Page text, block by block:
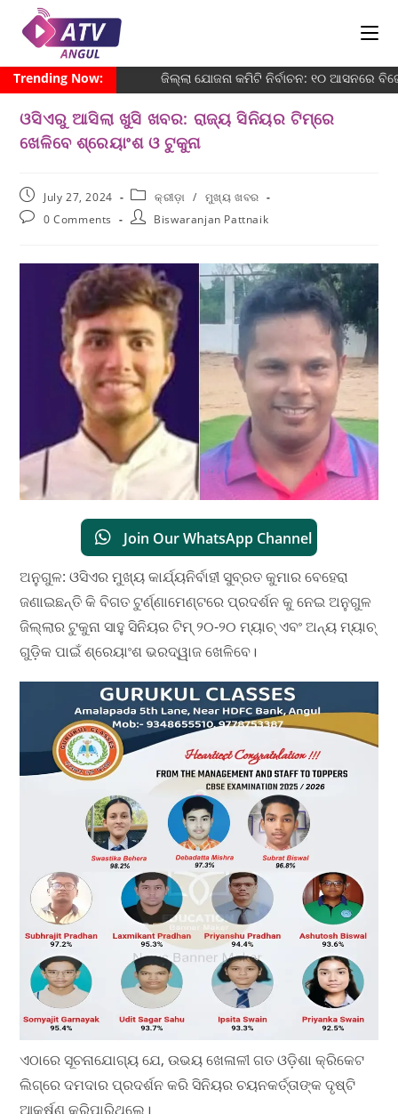
Trending Now: ଜିଲ୍ଲା ଯୋଜନା କମିଟି ନିର୍ବାଚନ: ୧୦ ଆସନରେ
ଓସିଏରୁ ଆସିଲା ଖୁସି ଖବର: ରାଜ୍ୟ ସିନିୟର ଟିମ୍‌ରେ
ଖେଳିବେ ଶ୍ରେୟାଂଶ ଓ‌ ଟୁକୁନା
July 27, 2024 କ୍ରୀଡ଼ା / ମୁଖ୍ୟ ଖବର
0 Comments
Biswaranjan Pattnaik
Join Our WhatsApp Channel
ଅନୁଗୁଳ: ଓସିଏର ମୁଖ୍ୟ କାର୍ଯ୍ୟନିର୍ବାହୀ ସୁବ୍ରତ କୁମାର ବେହେରା
ଜଣାଇଛନ୍ତି କି ବିଗତ ଟୁର୍ଣ୍ଣାମେଣ୍ଟରେ ପ୍ରଦର୍ଶନ କୁ ନେଇ ଅନୁଗୁଳ
ଜିଲ୍ଲାର ଟୁକୁନା ସାହୁ ସିନିୟର ଟିମ୍‌ ୨୦-୨୦ ମ୍ୟାଚ୍‌ ଏବଂ ଅନ୍ୟ ମ୍ୟାଚ୍‌
ଗୁଡ଼ିକ ପାଇଁ ଶ୍ରେୟାଂଶ ଭରଦ୍ୱାଜ ଖେଳିବେ।
ଏଠାରେ ସୂଚନାଯୋଗ୍ୟ ଯେ, ଉଭୟ ଖେଳାଳୀ ଗତ ଓଡ଼ିଶା କ୍ରିକେଟ
ଲିଗ୍‌ରେ ଦମଦାର ପ୍ରଦର୍ଶନ କରି ସିନିୟର ଚୟନକର୍ତ୍ତାଙ୍କ ଦୃଷ୍ଟି
ଆକର୍ଷଣ କରିପାରିଥିଲେ।